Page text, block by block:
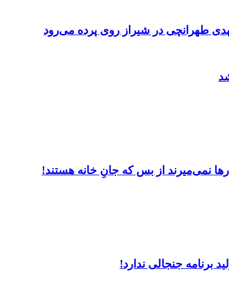
طهرانچی در شیراز روی پرده می‌رود
نمی‌میرند از بس که جانِ خانه هستند!
برنامه جنجالی ندارد!